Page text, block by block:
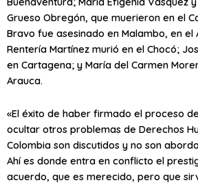
Grueso Obregón, que muerieron en el
Bravo fue asesinado en Malambo, en el
Rentería Martínez murió en el Chocó;
en Cartagena; y María del Carmen
Arauca.
«El éxito de haber firmado el proceso
ocultar otros problemas de Derechos
Colombia son discutidos y no son
Ahí es donde entra en conflicto el
acuerdo, que es merecido, pero que